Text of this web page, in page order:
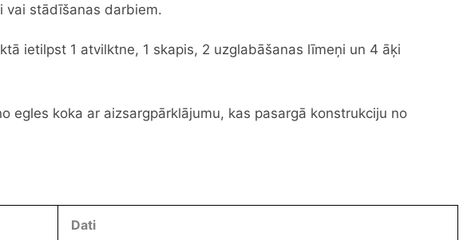
vai stādīšanas darbiem.
ietilpst 1 atvilktne, 1 skapis, 2 uzglabāšanas līmeņi un 4 āķi
egles koka ar aizsargpārklājumu, kas pasargā konstrukciju no
Dati